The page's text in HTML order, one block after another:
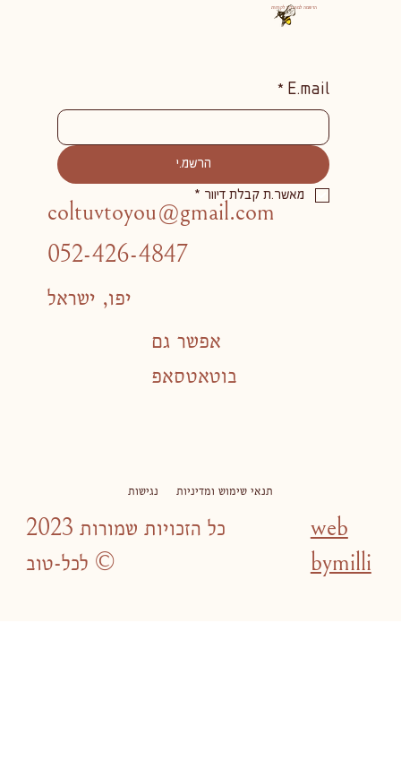
תנאי שימוש ומדיניות נגישות
הרשמה למועדון לקוחות
E.mail
*
הרשמ.י
מאשר.ת קבלת דיוור *
2023 כל הזכויות שמורות
לכל-טוב ©
אפשר גם
בוטאטסאפ
web
bymilli
coltuvtoyou@gmail.com
052-426-4847
יפו, ישראל